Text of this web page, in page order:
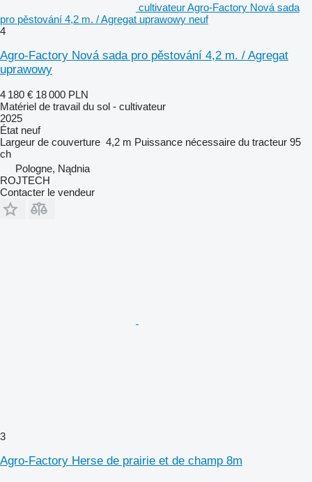
cultivateur Agro-Factory Nová sada
pro pěstování 4,2 m. / Agregat uprawowy neuf
4
Agro-Factory Nová sada pro pěstování 4,2 m. / Agregat
uprawowy
4 180 € 18 000 PLN
Matériel de travail du sol - cultivateur
2025
État neuf
Largeur de couverture 4,2 m Puissance nécessaire du tracteur 95
ch
Pologne, Nądnia
ROJTECH
Contacter le vendeur
3
Agro-Factory Herse de prairie et de champ 8m